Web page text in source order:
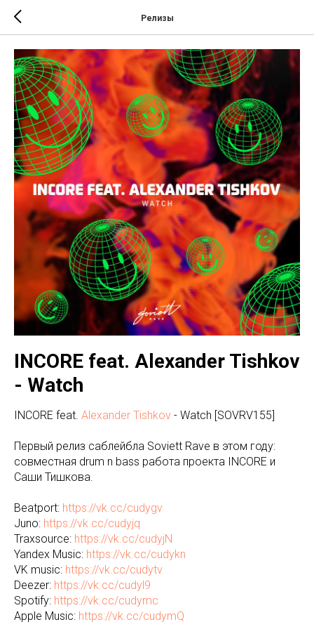
Релизы
INCORE feat. Alexander Tishkov
- Watch
INCORE feat. Alexander Tishkov - Watch [SOVRV155]
Первый релиз саблейбла Soviett Rave в этом году:
совместная drum n bass работа проекта INCORE и
Саши Тишкова.
Beatport: https://vk.cc/cudygv
Juno: https://vk.cc/cudyjq
Traxsource: https://vk.cc/cudyjN
Yandex Music: https://vk.cc/cudykn
VK music: https://vk.cc/cudytv
Deezer: https://vk.cc/cudyl9
Spotify: https://vk.cc/cudymc
Apple Music: https://vk.cc/cudymQ